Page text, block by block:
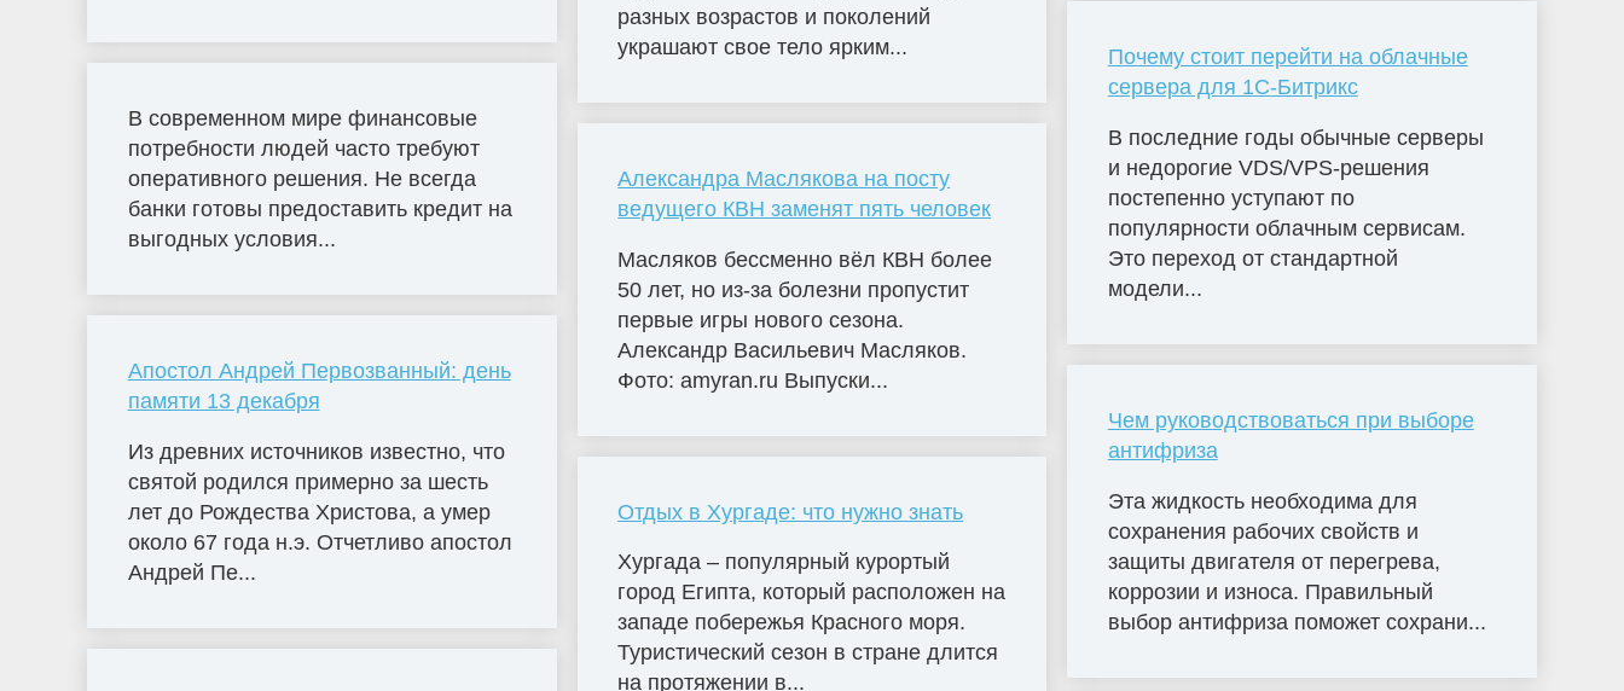
В современном мире финансовые
потребности людей часто требуют
оперативного решения. Не всегда
банки готовы предоставить кредит на
выгодных условия...
Апостол Андрей Первозванный: день
памяти 13 декабря
Из древних источников известно, что
святой родился примерно за шесть
лет до Рождества Христова, а умер
около 67 года н.э. Отчетливо апостол
Андрей Пе...
разных возрастов и поколений
украшают свое тело ярким...
Александра Маслякова на посту
ведущего КВН заменят пять человек
Масляков бессменно вёл КВН более
50 лет, но из-за болезни пропустит
первые игры нового сезона.
Александр Васильевич Масляков.
Фото: amyran.ru Выпуски...
Отдых в Хургаде: что нужно знать
Хургада – популярный курортый
город Египта, который расположен на
западе побережья Красного моря.
Туристический сезон в стране длится
на протяжении в...
Почему стоит перейти на облачные
сервера для 1С-Битрикс
В последние годы обычные серверы
и недорогие VDS/VPS-решения
постепенно уступают по
популярности облачным сервисам.
Это переход от стандартной
модели...
Чем руководствоваться при выборе
антифриза
Эта жидкость необходима для
сохранения рабочих свойств и
защиты двигателя от перегрева,
коррозии и износа. Правильный
выбор антифриза поможет сохрани...